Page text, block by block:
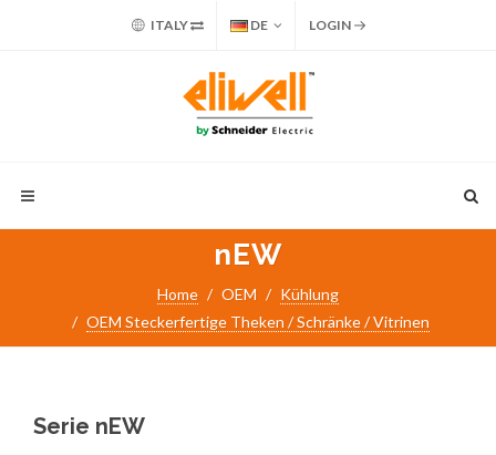
ITALY DE LOGIN
nEW
Home OEM
Kühlung
OEM Steckerfertige Theken / Schränke / Vitrinen
Serie nEW